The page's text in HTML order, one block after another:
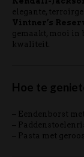
elegante,
Vintner’s
gemaakt, mooi in
kwaliteit.
Hoe te
– Eendenborst
–
– Pasta met